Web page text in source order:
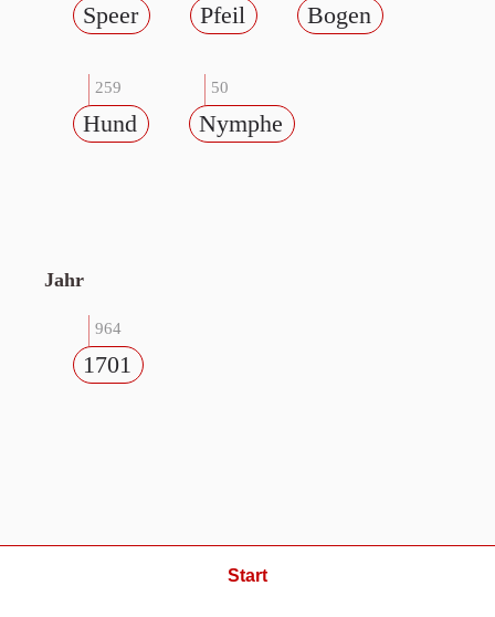
Speer Pfeil Bogen
259
Hund
50
Nymphe
Jahr
964
1701
Start